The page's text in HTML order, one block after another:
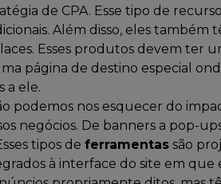
de CPA. Esse tipo de
Além disso, eles
Esses produtos devem ter
página de destino especial
a ele.
podemos nos esquecer do
negócios. De banners a pop-
tipos de ferramentas são
à interface do site em que